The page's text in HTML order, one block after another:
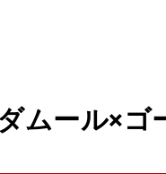
ムール×ゴ